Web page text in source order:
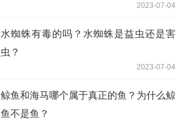
2023-07-04
水蜘蛛有毒的吗？水蜘蛛是益虫还是害
虫？
2023-07-04
鲸鱼和海马哪个属于真正的鱼？为什么鲸
鱼不是鱼？